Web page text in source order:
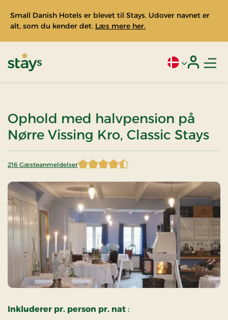
Small Danish Hotels er blevet til Stays. Udover navnet er
alt, som du kender det. Læs mere her.
Aktivt sprog:
Ophold med halvpension på
Nørre Vissing Kro, Classic Stays
216 Gæsteanmeldelser
4,215278 af 5 stjerner
Inkluderer pr. person pr. nat :